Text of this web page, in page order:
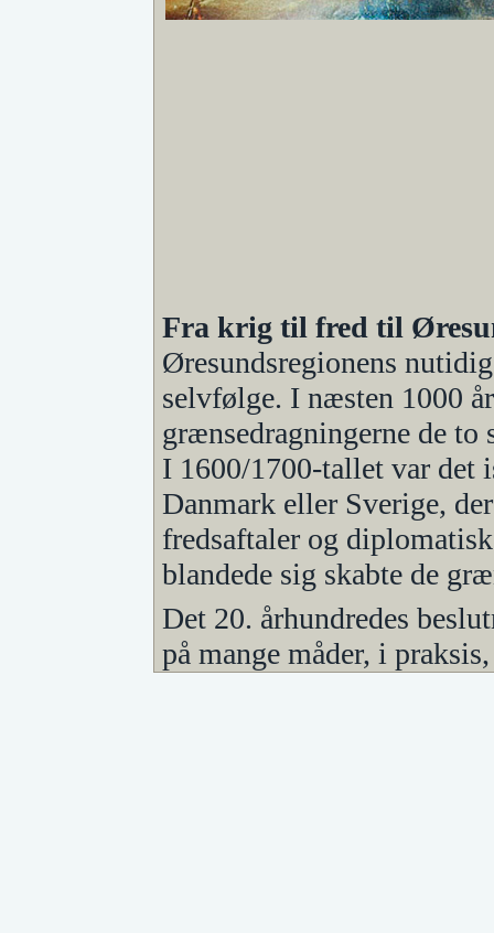
Fra krig til fred til
Øresundsregionens
selvfølge. I næsten 1000
grænsedragningerne de
I 1600/1700-tallet var det
Danmark eller Sverige,
fredsaftaler og
blandede sig skabte de
Det 20. århundredes
på mange måder, i